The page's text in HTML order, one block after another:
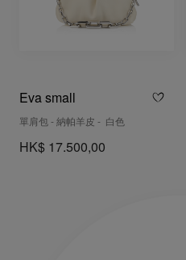
Eva small
單肩包 - 納帕羊皮 - 白色
HK$ 17.500,00